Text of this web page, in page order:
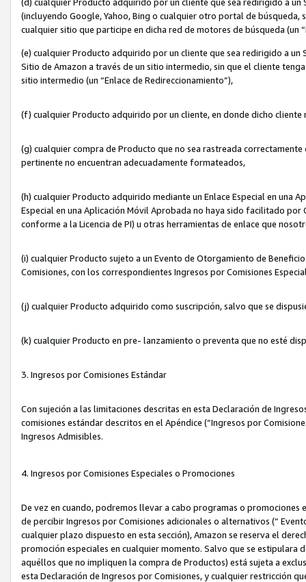
(incluyendo Google, Yahoo, Bing o cualquier otro portal de
cualquier sitio que participe en dicha red de motores de búsqueda (un
(e) cualquier Producto adquirido por un cliente que sea redirigido a un
Sitio de Amazon a través de un sitio intermedio, sin que el cliente
sitio intermedio (un “Enlace de Redireccionamiento”),
(f) cualquier Producto adquirido por un cliente, en donde dicho
(g) cualquier compra de Producto que no sea rastreada
pertinente no encuentran adecuadamente formateados,
(h) cualquier Producto adquirido mediante un Enlace Especial en una
Especial en una Aplicación Móvil Aprobada no haya sido facilitado
conforme a la Licencia de PI) u otras herramientas de enlace que
(i) cualquier Producto sujeto a un Evento de Otorgamiento de
Comisiones, con los correspondientes Ingresos por Comisiones
(j) cualquier Producto adquirido como suscripción, salvo que se
(k) cualquier Producto en pre- lanzamiento o preventa que no esté
3. Ingresos por Comisiones Estándar
Con sujeción a las limitaciones descritas en esta Declaración de
comisiones estándar descritos en el Apéndice (“Ingresos por
Ingresos Admisibles.
4. Ingresos por Comisiones Especiales o Promociones
De vez en cuando, podremos llevar a cabo programas o
de percibir Ingresos por Comisiones adicionales o alternativos (“
cualquier plazo dispuesto en esta sección), Amazon se reserva el
promoción especiales en cualquier momento. Salvo que se
aquéllos que no impliquen la compra de Productos) está sujeta a
esta Declaración de Ingresos por Comisiones, y cualquier restricción